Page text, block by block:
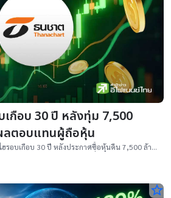
เกือบ 30 ปี หลังทุ่ม 7,500
ลตอบแทนผู้ถือหุ้น
ฮรอบเกือบ 30 ปี หลังประกาศซื้อหุ้นคืน 7,500 ล้าน
ะเป้าใหม่สูงสุด 85 บาท ปันผลยั่วใจ 4.8%
star_border